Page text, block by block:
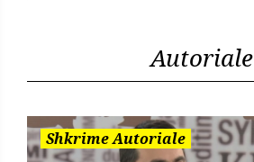
Autoriale
Shkrime Autoriale